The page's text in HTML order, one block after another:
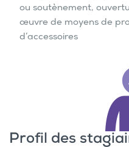
ou soutènement,
œuvre de moyens de
d’accessoires
Profil des